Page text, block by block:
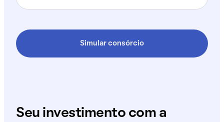
Simular consórcio
Seu investimento com a